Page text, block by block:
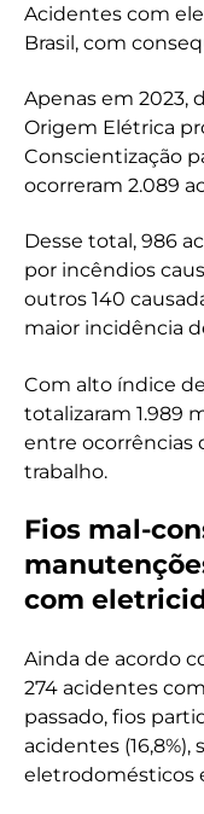
Acidentes com
Brasil, com
Apenas em 2023,
Origem Elétrica
Conscientização
ocorreram 2.089
Desse total, 986
por incêndios
outros 140
maior incidência
Com alto índice
totalizaram 1.989
entre ocorrências
trabalho.
Fios mal-
com
Ainda de acordo
274 acidentes
passado, fios
acidentes
eletrodomésticos